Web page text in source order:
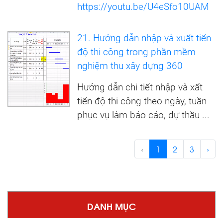
DANH MỤC
https://youtu.be/U4eSfo10UAM
21. Hướng dẫn nhập và xuất tiến
độ thi công trong phần mềm
nghiệm thu xây dựng 360
Hướng dẫn chi tiết nhập và xất
tiến độ thi công theo ngày, tuần
phục vụ làm báo cáo, dự thầu ...
‹ 1 2 3 ›